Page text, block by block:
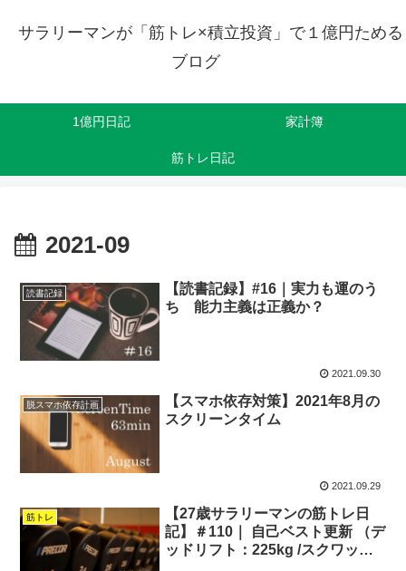
サラリーマンが「筋トレ×積立投資」で１億円ためる
ブログ
1億円日記 家計簿
筋トレ日記
2021-09
読書記録
【読書記録】#16｜実力も運のう
ち 能力主義は正義か？
2021.09.30
脱スマホ依存計画
【スマホ依存対策】2021年8月の
スクリーンタイム
2021.09.29
筋トレ
【27歳サラリーマンの筋トレ日
記】＃110｜ 自己ベスト更新 （デ
ッドリフト：225kg /スクワッ